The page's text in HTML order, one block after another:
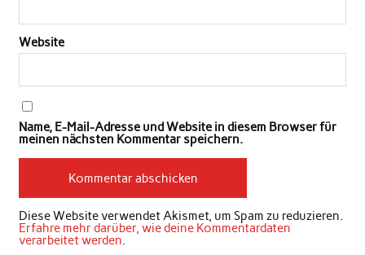
Website
Name, E-Mail-Adresse und Website in diesem Browser für
meinen nächsten Kommentar speichern.
Diese Website verwendet Akismet, um Spam zu reduzieren.
Erfahre mehr darüber, wie deine Kommentardaten
verarbeitet werden.